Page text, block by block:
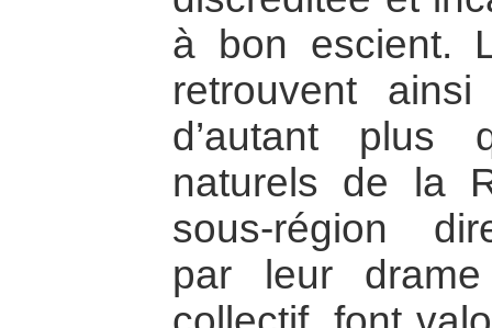
à bon escient.
retrouvent
d’autant plus
naturels de la
sous-région
par leur